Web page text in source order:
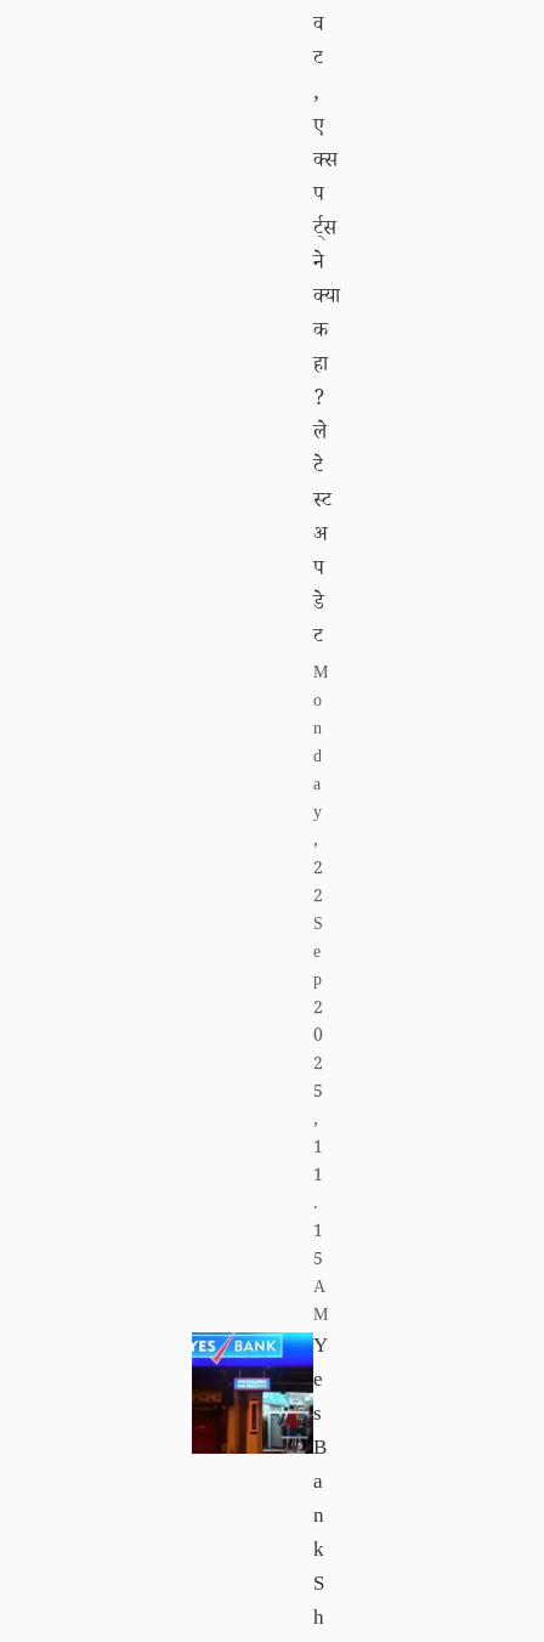
व
ट
,
ए
क्स
प
र्ट्स
ने
क्या
क
हा
?
ले
टे
स्ट
अ
प
डे
ट
M
o
n
d
a
y
,
2
2
S
e
p
2
0
2
5
,
1
1
.
1
5
A
M
Y
e
s
B
a
n
k
S
h